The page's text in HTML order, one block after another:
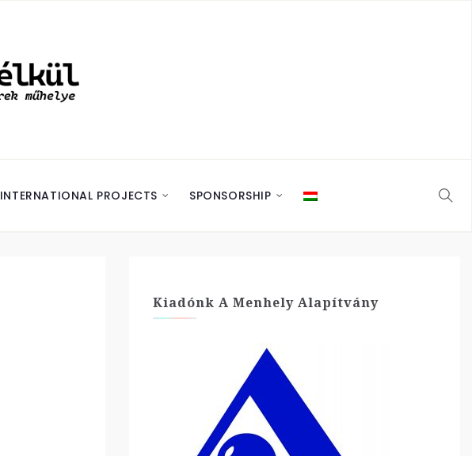
INTERNATIONAL PROJECTS SPONSORSHIP
Kiadónk A Menhely Alapítvány